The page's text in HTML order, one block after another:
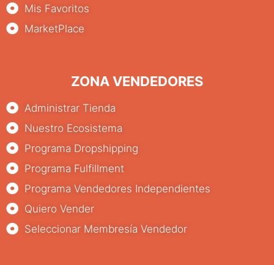
Mis Favoritos
MarketPlace
ZONA VENDEDORES
Administrar Tienda
Nuestro Ecosistema
Programa Dropshipping
Programa Fulfillment
Programa Vendedores Independientes
Quiero Vender
Seleccionar Membresía Vendedor